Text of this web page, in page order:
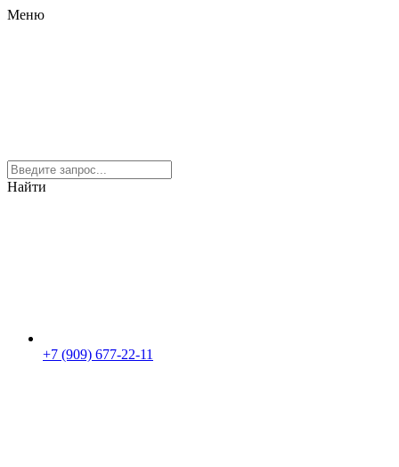
Меню
Найти
+7 (909) 677-22-11